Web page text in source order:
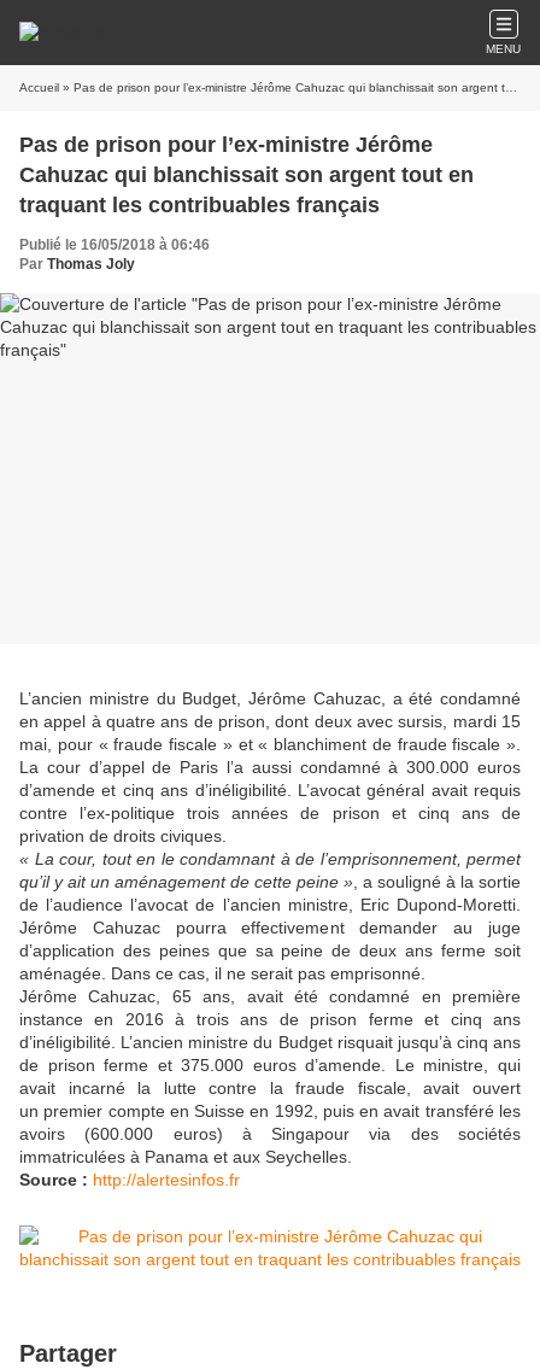
MENU
Accueil » Pas de prison pour l’ex-ministre Jérôme Cahuzac qui blanchissait son argent tout en traquant les contribuables français
Pas de prison pour l’ex-ministre Jérôme
Cahuzac qui blanchissait son argent tout en
traquant les contribuables français
Publié le 16/05/2018 à 06:46
Par Thomas Joly
L’ancien ministre du Budget, Jérôme Cahuzac, a été condamné
en appel à quatre ans de prison, dont deux avec sursis, mardi 15
mai, pour « fraude fiscale » et « blanchiment de fraude fiscale ».
La cour d’appel de Paris l’a aussi condamné à 300.000 euros
d’amende et cinq ans d’inéligibilité. L’avocat général avait requis
contre l’ex-politique trois années de prison et cinq ans de
privation de droits civiques.
« La cour, tout en le condamnant à de l’emprisonnement, permet
qu’il y ait un aménagement de cette peine » , a souligné à la sortie
de l’audience l’avocat de l’ancien ministre, Eric Dupond-Moretti.
Jérôme Cahuzac pourra effectivement demander au juge
d’application des peines que sa peine de deux ans ferme soit
aménagée. Dans ce cas, il ne serait pas emprisonné.
Jérôme Cahuzac, 65 ans, avait été condamné en première
instance en 2016 à trois ans de prison ferme et cinq ans
d’inéligibilité. L’ancien ministre du Budget risquait jusqu’à cinq ans
de prison ferme et 375.000 euros d’amende. Le ministre, qui
avait incarné la lutte contre la fraude fiscale, avait ouvert
un premier compte en Suisse en 1992, puis en avait transféré les
avoirs (600.000 euros) à Singapour via des sociétés
immatriculées à Panama et aux Seychelles.
Source : http://alertesinfos.fr
Partager